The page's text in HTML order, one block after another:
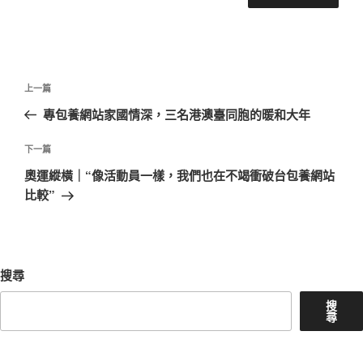
文
導
覽
上
一
文
章
上一篇
專包養網站家國情深，三名港澳臺同胞的暖和大年
下
一
篇
下一篇
奧運縱橫｜“像活動員一樣，我們也在不竭衝破台包養網站
比較”
搜尋
搜
尋